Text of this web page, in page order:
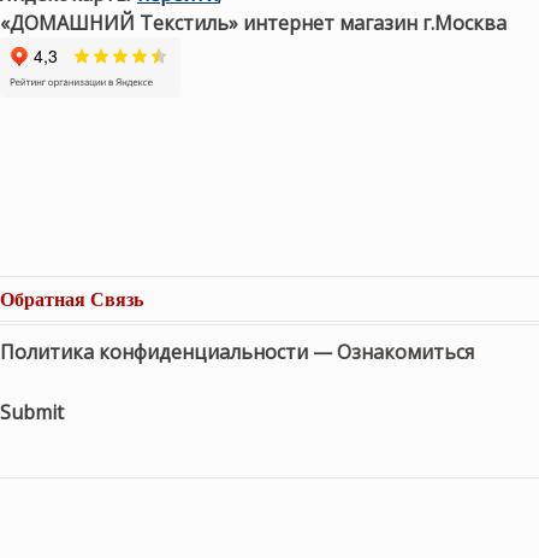
«ДОМАШНИЙ Текстиль» интернет магазин г.Москва
Обратная Связь
Политика конфиденциальности —Ознакомиться
Submit